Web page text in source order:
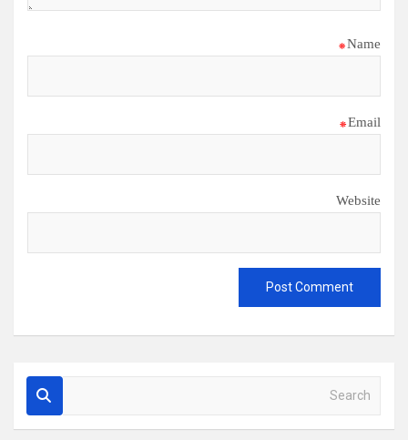
Name
*
Email
*
Website
a